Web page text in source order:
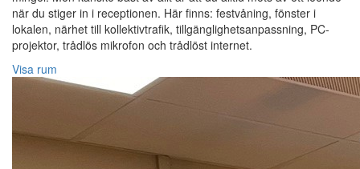
när du stiger in i receptionen. Här finns: festvåning, fönster i
lokalen, närhet till kollektivtrafik, tillgänglighetsanpassning, PC-
projektor, trådlös mikrofon och trådlöst internet.
Visa rum